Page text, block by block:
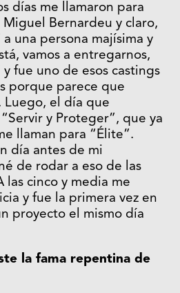
días me llamaron para
Bernardeu y claro,
una persona majísima y
vamos a entregarnos,
fue uno de esos castings
porque parece que
Luego, el día que
y Proteger”, que ya
llaman para “Élite”.
día antes de mi
de rodar a eso de las
las cinco y media me
y fue la primera vez en
proyecto el mismo día
la fama repentina de